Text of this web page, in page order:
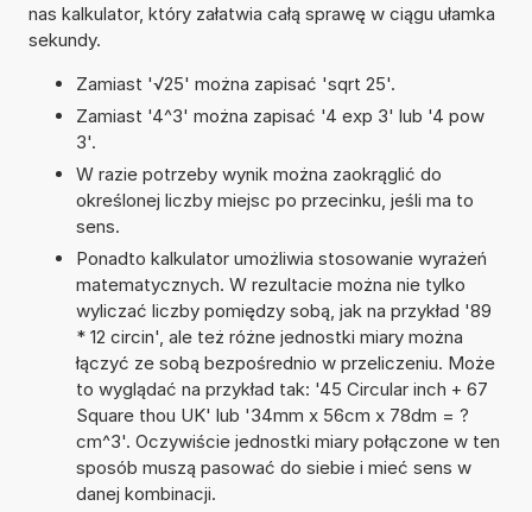
nas kalkulator, który załatwia całą sprawę w ciągu ułamka
sekundy.
Zamiast '√25' można zapisać 'sqrt 25'.
Zamiast '4^3' można zapisać '4 exp 3' lub '4 pow
3'.
W razie potrzeby wynik można zaokrąglić do
określonej liczby miejsc po przecinku, jeśli ma to
sens.
Ponadto kalkulator umożliwia stosowanie wyrażeń
matematycznych. W rezultacie można nie tylko
wyliczać liczby pomiędzy sobą, jak na przykład '89
* 12 circin', ale też różne jednostki miary można
łączyć ze sobą bezpośrednio w przeliczeniu. Może
to wyglądać na przykład tak: '45 Circular inch + 67
Square thou UK' lub '34mm x 56cm x 78dm = ?
cm^3'. Oczywiście jednostki miary połączone w ten
sposób muszą pasować do siebie i mieć sens w
danej kombinacji.